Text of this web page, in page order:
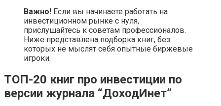
Важно! Если вы начинаете работать на
инвестиционном рынке с нуля,
прислушайтесь к советам профессионалов.
Ниже представлена подборка книг, без
которых не мыслят себя опытные биржевые
игроки.
ТОП-20 книг про инвестиции по
версии журнала “ДоходИнет”